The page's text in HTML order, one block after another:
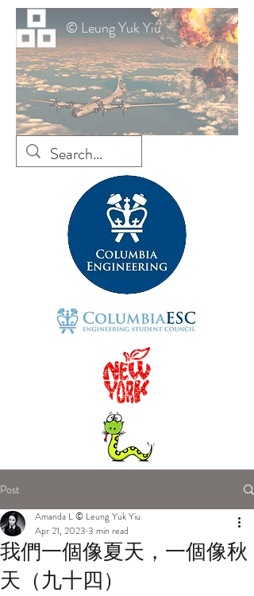
© Leung Yuk Yiu
Post
我們一個像夏天，一個像秋
天（九十四）
Amanda L © Leung Yuk Yiu
Apr 21, 2023 3 min read